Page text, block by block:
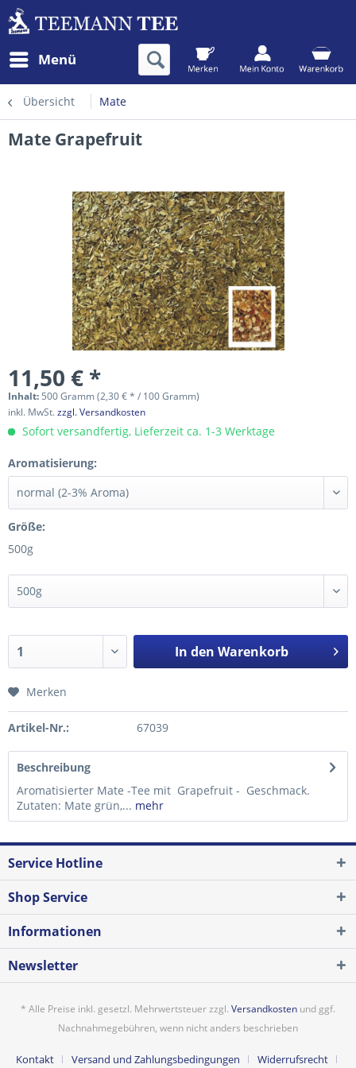
Menü
Übersicht Mate
Mate Grapefruit
11,50 € *
Inhalt: 500 Gramm (2,30 € * / 100 Gramm)
inkl. MwSt.zzgl. Versandkosten
Sofort versandfertig, Lieferzeit ca. 1-3 Werktage
Aromatisierung:
Größe:
500g
In den Warenkorb
Merken
Artikel-Nr.: 67039
Beschreibung
Aromatisierter Mate -Tee mit Grapefruit - Geschmack.
Zutaten: Mate grün,... mehr
Service Hotline
Shop Service
Informationen
Newsletter
* Alle Preise inkl. gesetzl. Mehrwertsteuer zzgl. Versandkosten und ggf.
Nachnahmegebühren, wenn nicht anders beschrieben
Kontakt Versand und Zahlungsbedingungen Widerrufsrecht